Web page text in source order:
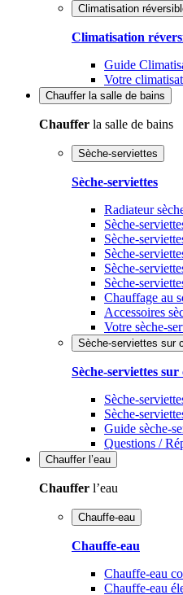
Climatisation
Climatisation
Guide
Votre
Chauffer la salle de bains
Chauffer la salle de bains
Sèche-serviettes
Sèche-serviettes
Radiateur
Sèche-
Sèche-
Sèche-
Sèche-
Sèche-
Chauffage au
Accessoires
Votre sèche-
Sèche-serviettes sur
Sèche-serviettes
Sèche-
Sèche-
Guide sèche-
Questions /
Chauffer l’eau
Chauffer l’eau
Chauffe-eau
Chauffe-eau
Chauffe-eau
Chauffe-eau